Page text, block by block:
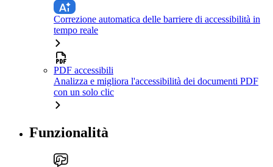
Correzione automatica delle barriere di accessibilità in
tempo reale
PDF accessibili
Analizza e migliora l'accessibilità dei documenti PDF
con un solo clic
Funzionalità